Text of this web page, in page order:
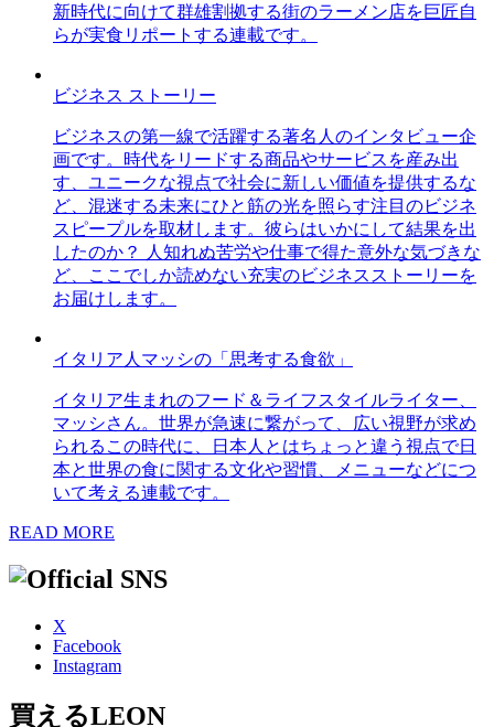
新時代に向けて群雄割拠する街のラーメン店を巨匠自
らが実食リポートする連載です。
ビジネス ストーリー
ビジネスの第一線で活躍する著名人のインタビュー企
画です。時代をリードする商品やサービスを産み出
す、ユニークな視点で社会に新しい価値を提供するな
ど、混迷する未来にひと筋の光を照らす注目のビジネ
スピープルを取材します。彼らはいかにして結果を出
したのか？ 人知れぬ苦労や仕事で得た意外な気づきな
ど、ここでしか読めない充実のビジネスストーリーを
お届けします。
イタリア人マッシの「思考する食欲」
イタリア生まれのフード＆ライフスタイルライター、
マッシさん。世界が急速に繋がって、広い視野が求め
られるこの時代に、日本人とはちょっと違う視点で日
本と世界の食に関する文化や習慣、メニューなどにつ
いて考える連載です。
READ MORE
X
Facebook
Instagram
買えるLEON